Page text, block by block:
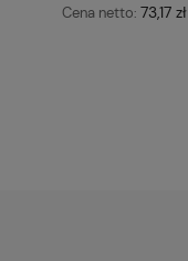
Cena netto: 73,17 zł